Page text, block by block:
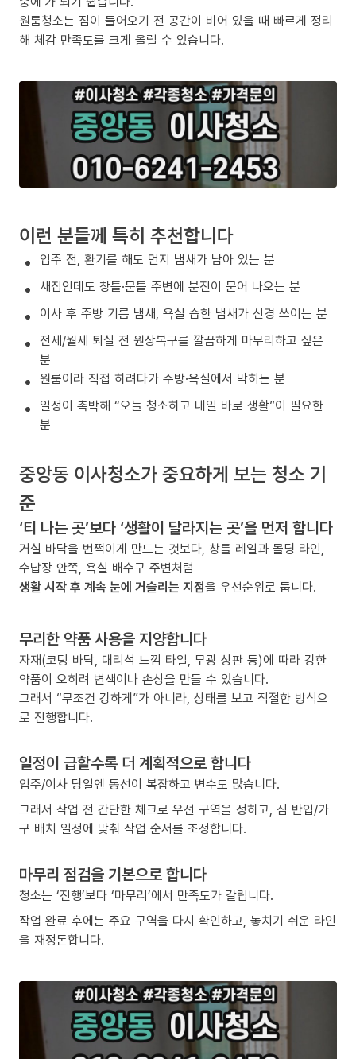
원룸청소는 짐이 들어오기 전 공간이 비어 있을 때 빠르게 정리
해 체감 만족도를 크게 올릴 수 있습니다.
이런 분들께 특히 추천합니다
입주 전, 환기를 해도 먼지 냄새가 남아 있는 분
새집인데도 창틀·문틀 주변에 분진이 묻어 나오는 분
이사 후 주방 기름 냄새, 욕실 습한 냄새가 신경 쓰이는 분
전세/월세 퇴실 전 원상복구를 깔끔하게 마무리하고 싶은
분
원룸이라 직접 하려다가 주방·욕실에서 막히는 분
일정이 촉박해 “오늘 청소하고 내일 바로 생활”이 필요한
분
중앙동 이사청소가 중요하게 보는 청소 기
준
‘티 나는 곳’보다 ‘생활이 달라지는 곳’을 먼저 합니다
거실 바닥을 번쩍이게 만드는 것보다, 창틀 레일과 몰딩 라인,
수납장 안쪽, 욕실 배수구 주변처럼
생활 시작 후 계속 눈에 거슬리는 지점을 우선순위로 둡니다.
무리한 약품 사용을 지양합니다
자재(코팅 바닥, 대리석 느낌 타일, 무광 상판 등)에 따라 강한
약품이 오히려 변색이나 손상을 만들 수 있습니다.
그래서 “무조건 강하게”가 아니라, 상태를 보고 적절한 방식으
로 진행합니다.
일정이 급할수록 더 계획적으로 합니다
입주/이사 당일엔 동선이 복잡하고 변수도 많습니다.
그래서 작업 전 간단한 체크로 우선 구역을 정하고, 짐 반입/가
구 배치 일정에 맞춰 작업 순서를 조정합니다.
마무리 점검을 기본으로 합니다
청소는 ‘진행’보다 ‘마무리’에서 만족도가 갈립니다.
작업 완료 후에는 주요 구역을 다시 확인하고, 놓치기 쉬운 라인
을 재정돈합니다.